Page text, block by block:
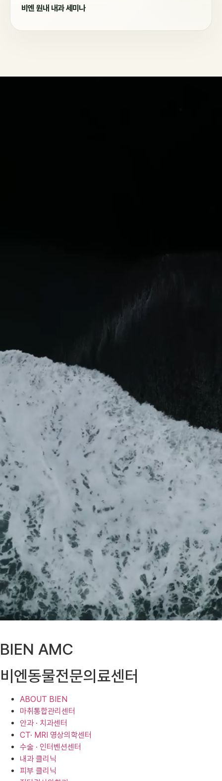
비엔 원내 내과 세미나
BIEN AMC
비엔동물전문의료센터
ABOUT BIEN
마취통합관리센터
안과 · 치과센터
CT· MRI 영상의학센터
수술 · 인터벤션센터
내과 클리닉
피부 클리닉